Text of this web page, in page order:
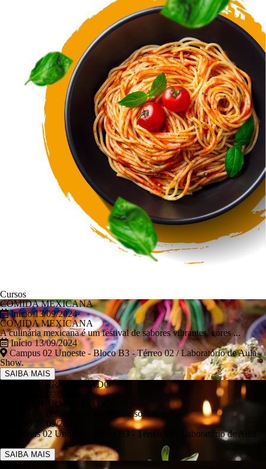
Cursos
COMIDA MEXICANA
Início 13/09/2024
COMIDA MEXICANA
A culinária mexicana é um festival de sabores vibrantes, cores ...
Início 13/09/2024
Campus 02 Unoeste - Bloco B3 - Térreo 02 / Laboratório de Aula
Show.
SAIBA MAIS
RISOTO HARMONIZADO
Início 28/09/2024
RISOTO HARMONIZADO
O risoto é a definição de conforto e sofisticaç&a ...
Início 28/09/2024
Campus 02 Unoeste - Bloco B3 - Térreo 02 / Laboratório de Aula
SAIBA MAIS